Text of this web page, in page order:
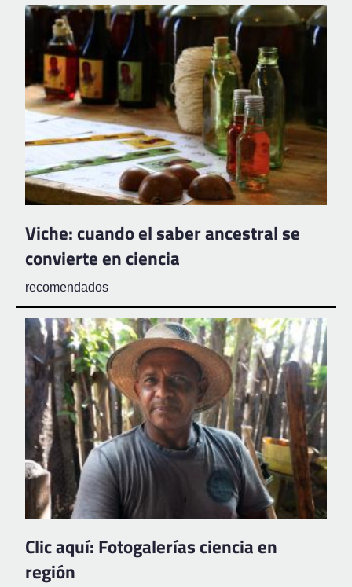
Viche: cuando el saber ancestral se
convierte en ciencia
recomendados
Clic aquí: Fotogalerías ciencia en
región